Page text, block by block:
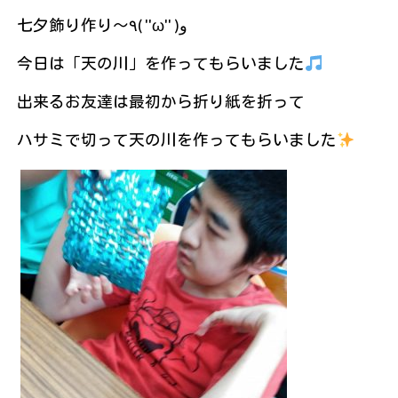
七夕飾り作り～٩( ''ω'' )و
今日は「天の川」を作ってもらいました
出来るお友達は最初から折り紙を折って
ハサミで切って天の川を作ってもらいました